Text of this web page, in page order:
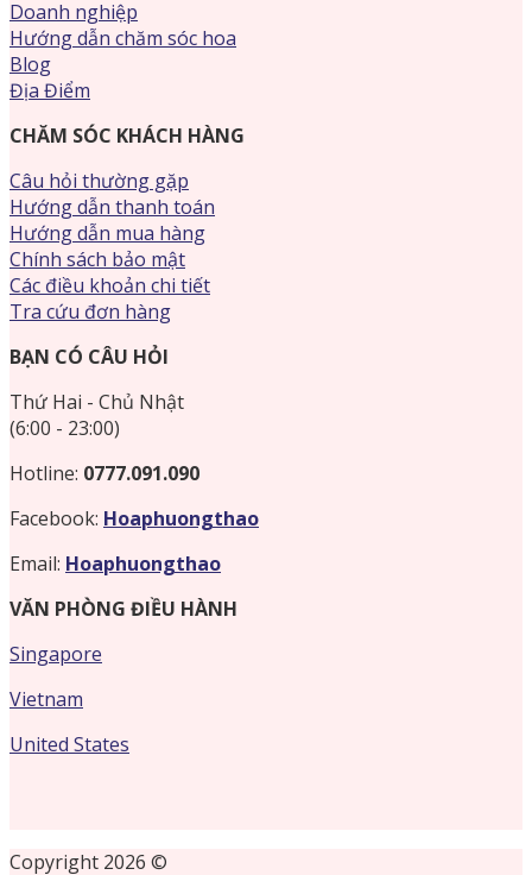
Doanh nghiệp
Hướng dẫn chăm sóc hoa
Blog
Địa Điểm
CHĂM SÓC KHÁCH HÀNG
Câu hỏi thường gặp
Hướng dẫn thanh toán
Hướng dẫn mua hàng
Chính sách bảo mật
Các điều khoản chi tiết
Tra cứu đơn hàng
BẠN CÓ CÂU HỎI
Thứ Hai - Chủ Nhật
(6:00 - 23:00)
Hotline: 0777.091.090
Facebook: Hoaphuongthao
Email: Hoaphuongthao
VĂN PHÒNG ĐIỀU HÀNH
Singapore
Vietnam
United States
Copyright 2026 ©